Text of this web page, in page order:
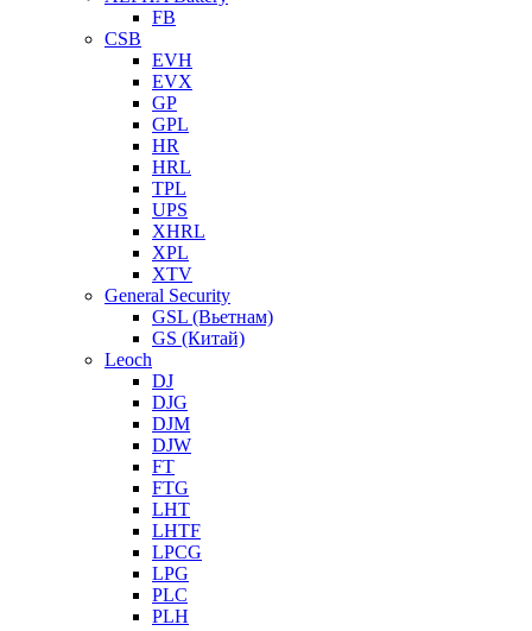
FB
CSB
EVH
EVX
GP
GPL
HR
HRL
TPL
UPS
XHRL
XPL
XTV
General Security
GSL (Вьетнам)
GS (Китай)
Leoch
DJ
DJG
DJM
DJW
FT
FTG
LHT
LHTF
LPCG
LPG
PLC
PLH